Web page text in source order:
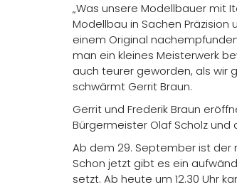
„Was unsere Modellbauer mit
Modellbau in Sachen
einem Original
man ein kleines Meisterwerk
auch teurer geworden, als wir
schwärmt Gerrit Braun.
Gerrit und Frederik Braun
Bürgermeister Olaf Scholz
Ab dem 29. September ist der
Schon jetzt gibt es ein
setzt. Ab heute um 12.30 Uhr